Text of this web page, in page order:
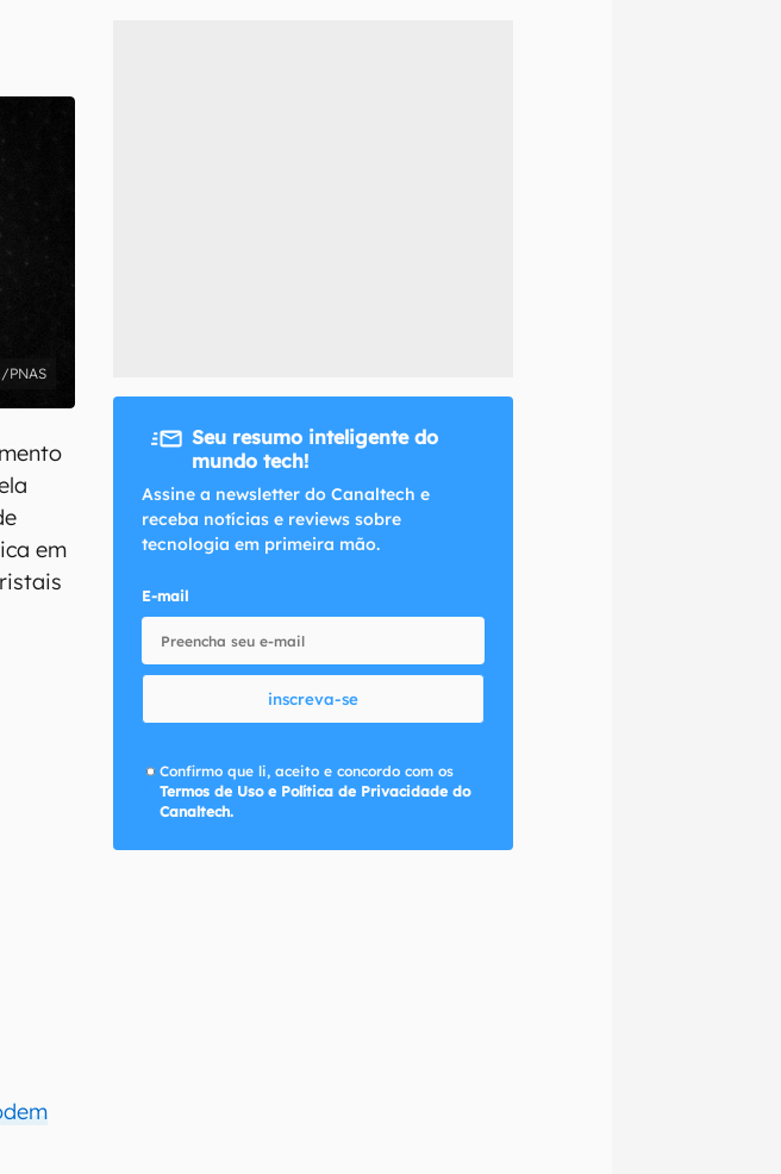
e Política de Privacidade do Canaltech.
PNAS
em
Seu resumo inteligente do
mundo tech!
Assine a newsletter do Canaltech e
receba notícias e reviews sobre
tecnologia em primeira mão.
E-mail
inscreva-se
Confirmo que li, aceito e concordo com os
Termos de Uso e Política de Privacidade do
Canaltech.